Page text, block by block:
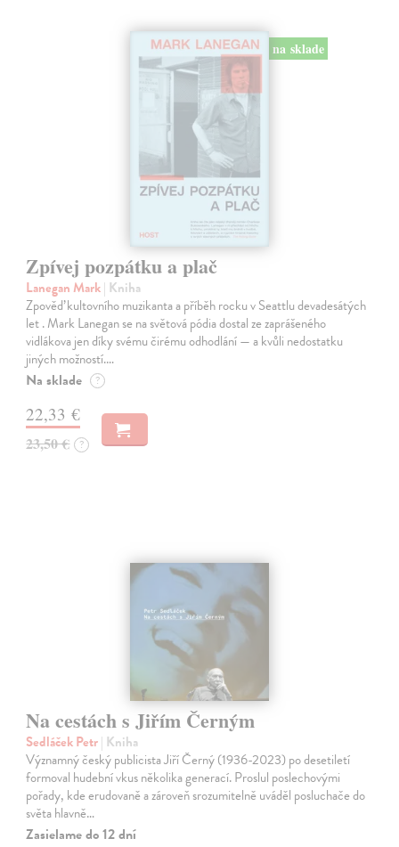
na sklade
Zpívej pozpátku a plač
Lanegan Mark| Kniha
Zpověď kultovního muzikanta a příběh rocku v Seattlu devadesátých
let . Mark Lanegan se na světová pódia dostal ze zaprášeného
vidlákova jen díky svému čirému odhodlání — a kvůli nedostatku
jiných možností.…
Na sklade ?
22,33 €
23,50 € ?
Na cestách s Jiřím Černým
Sedláček Petr| Kniha
Významný český publicista Jiří Černý (1936-2023) po desetiletí
formoval hudební vkus několika generací. Proslul poslechovými
pořady, kde erudovaně a zároveň srozumitelně uváděl posluchače do
světa hlavně…
Zasielame do 12 dní